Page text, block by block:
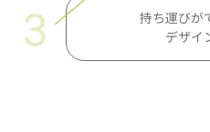
3
持ち運びが
デザイ